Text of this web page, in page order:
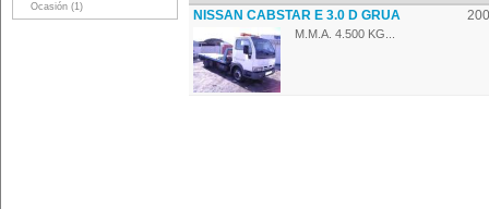
Ocasión (1)
NISSAN CABSTAR E 3.0 D GRUA
M.M.A. 4.500 KG...